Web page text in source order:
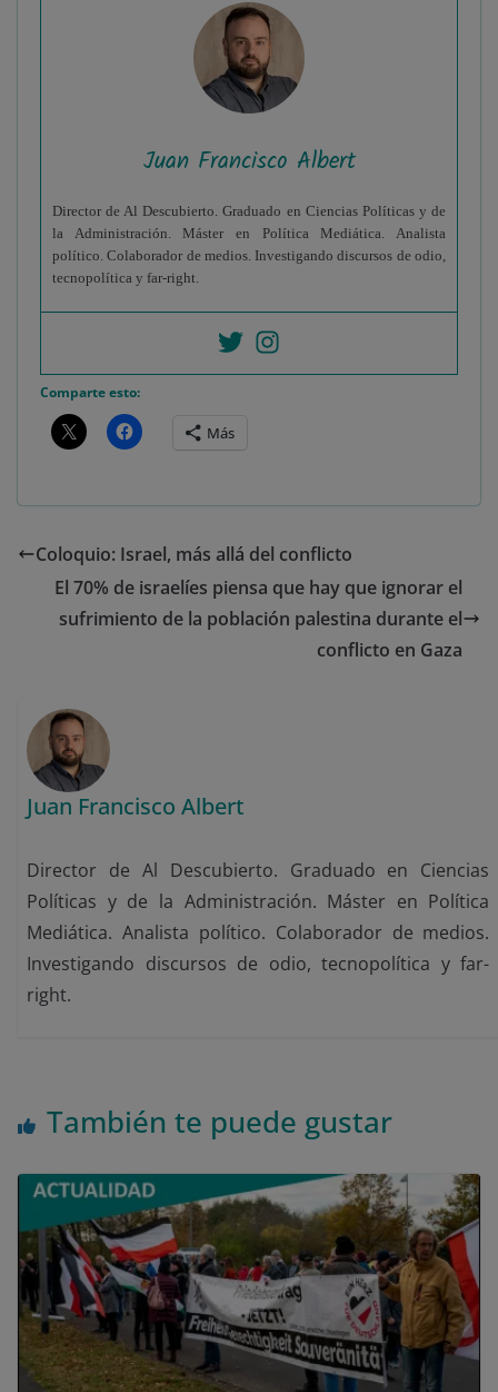
Juan Francisco Albert
Director de Al Descubierto. Graduado en Ciencias Políticas y de
la Administración. Máster en Política Mediática. Analista
político. Colaborador de medios. Investigando discursos de odio,
tecnopolítica y far-right.
Comparte esto:
Más
Coloquio: Israel, más allá del conflicto
El 70% de israelíes piensa que hay que ignorar el
sufrimiento de la población palestina durante el
conflicto en Gaza
Juan Francisco Albert
Director de Al Descubierto. Graduado en Ciencias
Políticas y de la Administración. Máster en Política
Mediática. Analista político. Colaborador de medios.
Investigando discursos de odio, tecnopolítica y far-
right.
También te puede gustar